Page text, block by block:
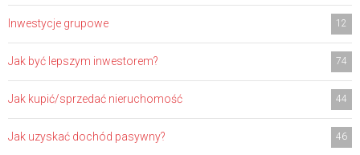
Inwestycje grupowe 12
Jak być lepszym inwestorem? 74
Jak kupić/sprzedać nieruchomość 44
Jak uzyskać dochód pasywny? 46